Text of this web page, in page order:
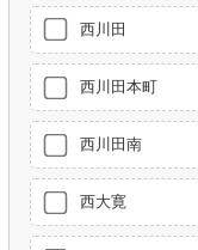
西川田
西川田本町
西川田南
西大寛